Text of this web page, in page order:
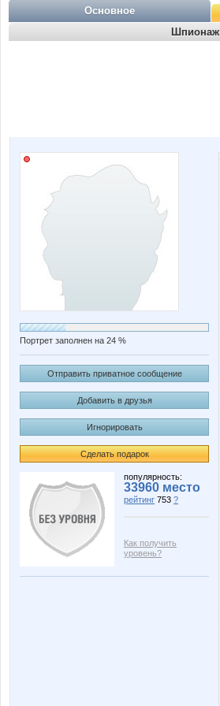
Основное
Шпионаж
Портрет заполнен на 24 %
Отправить приватное сообщение
Добавить в друзья
Игнорировать
Сделать подарок
популярность:
33960 место
рейтинг 753 ?
Как получить
уровень?